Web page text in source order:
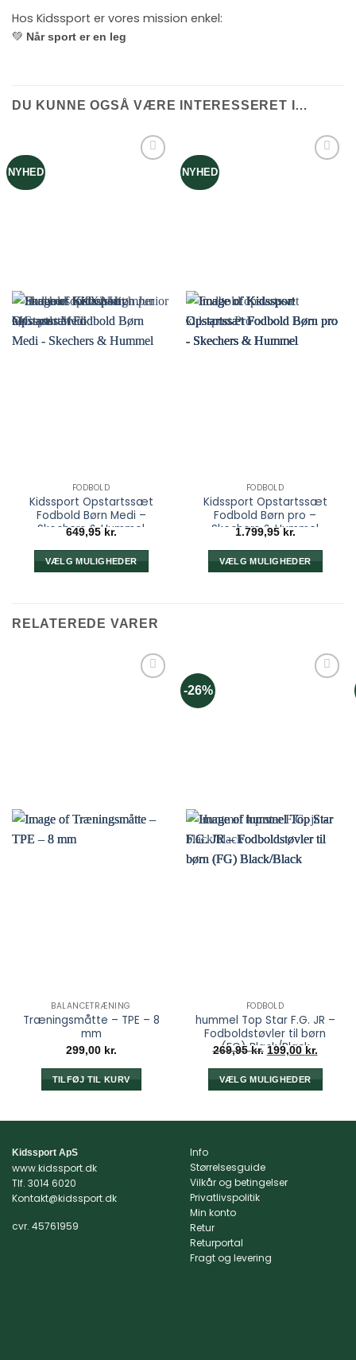
Hos Kidssport er vores mission enkel:
💚 Når sport er en leg
DU KUNNE OGSÅ VÆRE INTERESSERET I…
NYHED
FODBOLD
Kidssport Opstartssæt
Fodbold Børn Medi –
Skechers & Hummel
649,95 kr.
VÆLG MULIGHEDER
NYHED
FODBOLD
Kidssport Opstartssæt
Fodbold Børn pro –
Skechers & Hummel
1.799,95 kr.
VÆLG MULIGHEDER
RELATEREDE VARER
BALANCETRÆNING
Træningsmåtte – TPE – 8
mm
299,00 kr.
TILFØJ TIL KURV
-26%
FODBOLD
hummel Top Star F.G. JR –
Fodboldstøvler til børn
(FG) Black/Black
269,95kr. Den
oprindelige
pris
var:
269,95 kr..
199,00 kr.Den
pris
199,00
VÆLG MULIGHEDER
varianter.
Mulighederne
Kidssport ApS
www.kidssport.dk
Tlf. 3014 6020
Kontakt@kidssport.dk
cvr. 45761959
Info
Størrelsesguide
Vilkår og betingelser
Privatlivspolitik
Min konto
Retur
Returportal
Fragt og levering